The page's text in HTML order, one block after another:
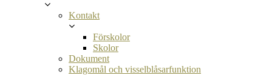
Kontakt
Förskolor
Skolor
Dokument
Klagomål och visselblåsarfunktion